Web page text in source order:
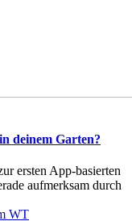
deinem Garten?
ersten App-basierten
aufmerksam durch